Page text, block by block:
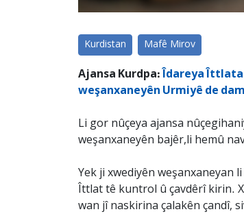
Kurdistan Mafê Mirov
Ajansa Kurdpa: Îdareya Îttlata
weşanxaneyên Urmiyê de
Li gor nûçeya ajansa
weşanxaneyên bajêr,li hemû
Yek ji xwediyên weşanxaneyan
Îttlat tê kuntrol û çavdêrî kirin.
wan jî naskirina çalakên çandî,